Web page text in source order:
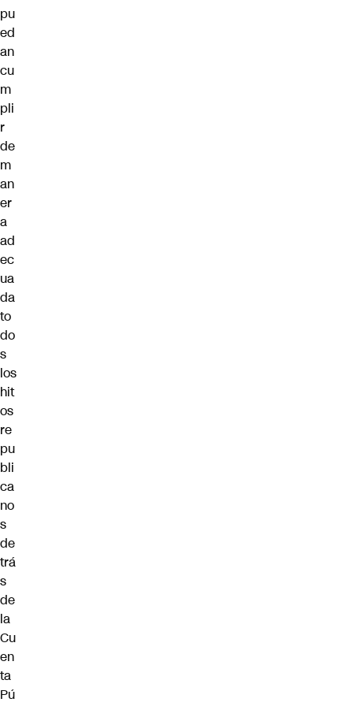
pu
ed
an
cu
m
pli
r
de
m
an
er
a
ad
ec
ua
da
to
do
s
los
hit
os
re
pu
bli
ca
no
s
de
trá
s
de
la
Cu
en
ta
Pú